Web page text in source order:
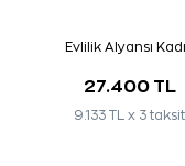
Evlilik Alyansı
27.400 TL
9.133 TL x 3 taksit